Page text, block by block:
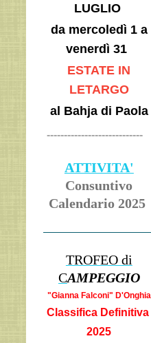
LUGLIO
da mercoledì 1 a
venerdì 31
ESTATE IN
LETARGO
al Bahja di Paola
----------------------------
ATTIVITA'
Consuntivo
Calendario 2025
TROFEO di
CAMPEGGIO
"Gianna Falconi" D'Onghia
Classifica Definitiva
2025